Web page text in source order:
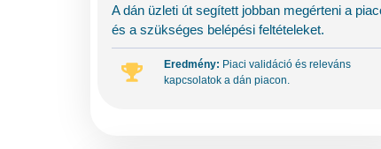
A dán üzleti út segített jobban megérteni a
és a szükséges belépési feltételeket.
Eredmény: Piaci validáció és releváns
kapcsolatok a dán piacon.